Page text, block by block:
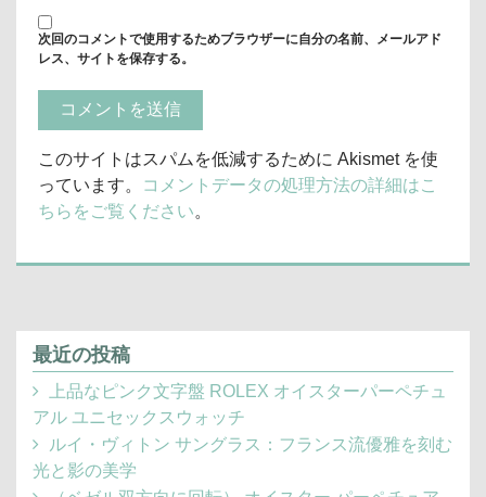
次回のコメントで使用するためブラウザーに自分の名前、メールアド
レス、サイトを保存する。
このサイトはスパムを低減するために Akismet を使
っています。
コメントデータの処理方法の詳細はこ
ちらをご覧ください。
最近の投稿
上品なピンク文字盤 ROLEX オイスターパーペチュ
アル ユニセックスウォッチ
ルイ・ヴィトン サングラス：フランス流優雅を刻む
光と影の美学